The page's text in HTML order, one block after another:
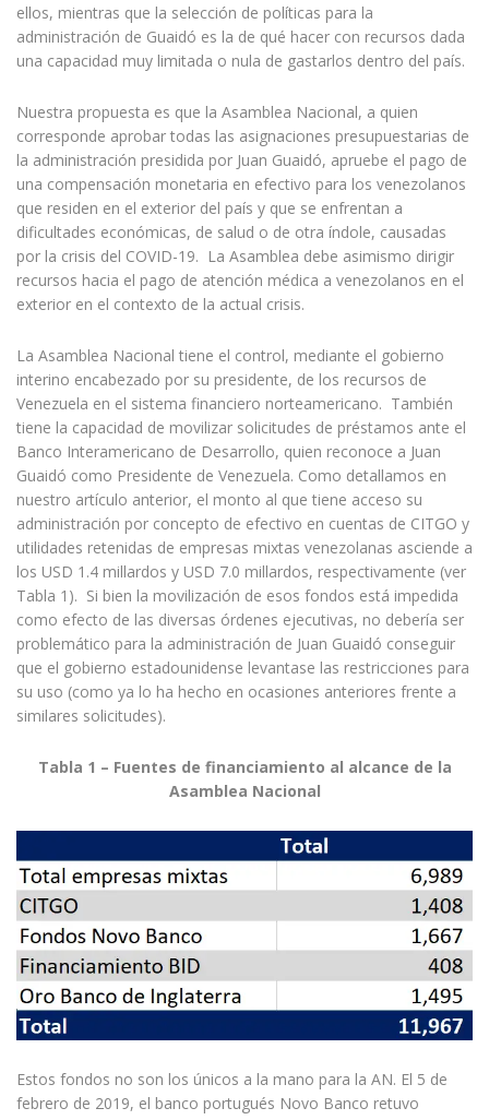
ellos, mientras que la selección de políticas para la
administración de Guaidó es la de qué hacer con recursos dada
una capacidad muy limitada o nula de gastarlos dentro del país.
Nuestra propuesta es que la Asamblea Nacional, a quien
corresponde aprobar todas las asignaciones presupuestarias de
la administración presidida por Juan Guaidó, apruebe el pago de
una compensación monetaria en efectivo para los venezolanos
que residen en el exterior del país y que se enfrentan a
dificultades económicas, de salud o de otra índole, causadas
por la crisis del COVID-19. La Asamblea debe asimismo dirigir
recursos hacia el pago de atención médica a venezolanos en el
exterior en el contexto de la actual crisis.
La Asamblea Nacional tiene el control, mediante el gobierno
interino encabezado por su presidente, de los recursos de
Venezuela en el sistema financiero norteamericano. También
tiene la capacidad de movilizar solicitudes de préstamos ante el
Banco Interamericano de Desarrollo, quien reconoce a Juan
Guaidó como Presidente de Venezuela. Como detallamos en
nuestro artículo anterior, el monto al que tiene acceso su
administración por concepto de efectivo en cuentas de CITGO y
utilidades retenidas de empresas mixtas venezolanas asciende a
los USD 1.4 millardos y USD 7.0 millardos, respectivamente (ver
Tabla 1). Si bien la movilización de esos fondos está impedida
como efecto de las diversas órdenes ejecutivas, no debería ser
problemático para la administración de Juan Guaidó conseguir
que el gobierno estadounidense levantase las restricciones para
su uso (como ya lo ha hecho en ocasiones anteriores frente a
similares solicitudes).
Tabla 1 – Fuentes de financiamiento al alcance de la
Asamblea Nacional
Estos fondos no son los únicos a la mano para la AN. El 5 de
febrero de 2019, el banco portugués Novo Banco retuvo